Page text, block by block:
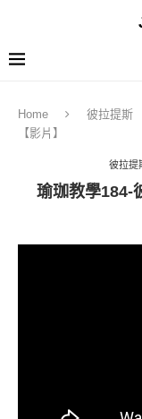
Home 彼拉提斯
【影片】
彼拉提
瑜珈教學184-